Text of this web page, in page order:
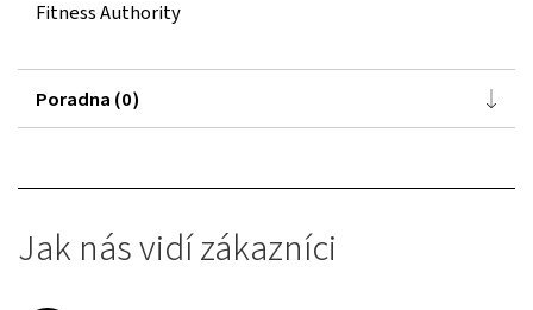
Fitness Authority
Poradna (0)
Jak nás vidí zákazníci